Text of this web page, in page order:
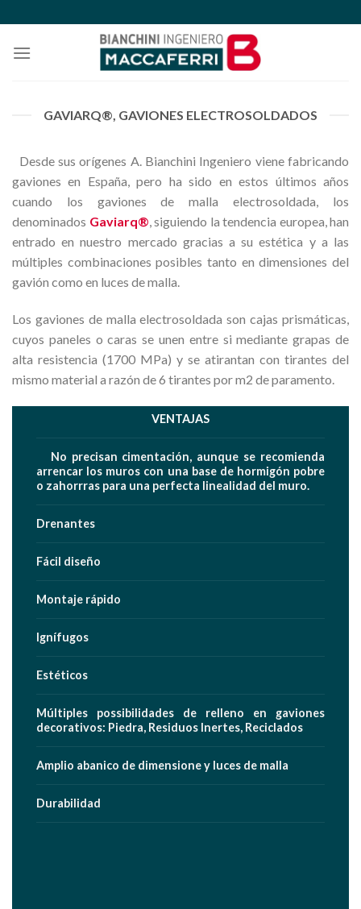
to
content
GAVIARQ®, GAVIONES ELECTROSOLDADOS
Desde sus orígenes A. Bianchini Ingeniero viene fabricando
gaviones en España, pero ha sido en estos últimos años
cuando los gaviones de malla electrosoldada, los
denominados Gaviarq®, siguiendo la tendencia europea, han
entrado en nuestro mercado gracias a su estética y a las
múltiples combinaciones posibles tanto en dimensiones del
gavión como en luces de malla.
Los gaviones de malla electrosoldada son cajas prismáticas,
cuyos paneles o caras se unen entre si mediante grapas de
alta resistencia (1700 MPa) y se atirantan con tirantes del
mismo material a razón de 6 tirantes por m2 de paramento.
VENTAJAS
No precisan cimentación, aunque se recomienda
arrencar los muros con una base de hormigón pobre
o zahorrras para una perfecta linealidad del muro.
Drenantes
Fácil diseño
Montaje rápido
Ignífugos
Estéticos
Múltiples possibilidades de relleno en gaviones
decorativos: Piedra, Residuos Inertes, Reciclados
Amplio abanico de dimensione y luces de malla
Durabilidad